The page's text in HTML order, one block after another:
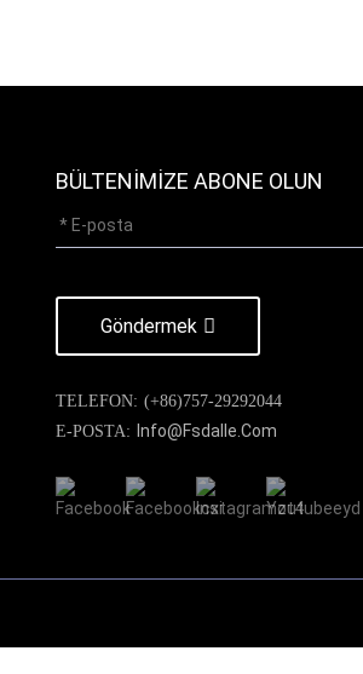
BÜLTENIMIZE ABONE OLUN
Göndermek
TELEFON: (+86)757-29292044
E-POSTA: Info@fsdalle.com